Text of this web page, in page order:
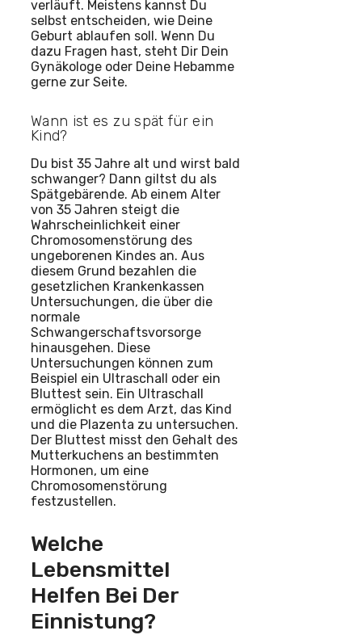
verläuft. Meistens kannst Du
selbst entscheiden, wie Deine
Geburt ablaufen soll. Wenn Du
dazu Fragen hast, steht Dir Dein
Gynäkologe oder Deine Hebamme
gerne zur Seite.
Wann ist es zu spät für ein
Kind?
Du bist 35 Jahre alt und wirst bald
schwanger? Dann giltst du als
Spätgebärende. Ab einem Alter
von 35 Jahren steigt die
Wahrscheinlichkeit einer
Chromosomenstörung des
ungeborenen Kindes an. Aus
diesem Grund bezahlen die
gesetzlichen Krankenkassen
Untersuchungen, die über die
normale
Schwangerschaftsvorsorge
hinausgehen. Diese
Untersuchungen können zum
Beispiel ein Ultraschall oder ein
Bluttest sein. Ein Ultraschall
ermöglicht es dem Arzt, das Kind
und die Plazenta zu untersuchen.
Der Bluttest misst den Gehalt des
Mutterkuchens an bestimmten
Hormonen, um eine
Chromosomenstörung
festzustellen.
Welche
Lebensmittel
Helfen Bei Der
Einnistung?